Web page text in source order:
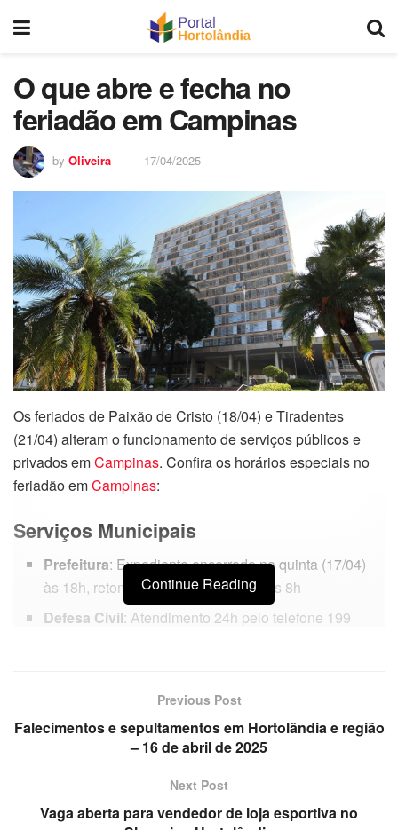
O que abre e fecha no
feriadão em Campinas
by Oliveira 17/04/2025
Os feriados de Paixão de Cristo (18/04) e Tiradentes
(21/04) alteram o funcionamento de serviços públicos e
privados emCampinas. Confira os horários especiais no
feriadão emCampinas:
Serviços Municipais
Prefeitura: Expediente encerrado na quinta (17/04)
às 18h, retomando na terça (22/04) às 8h
Defesa Civil: Atendimento 24h pelo telefone 199
Plantão para emergências (0800 772 1195)
Atendimento administrativo suspenso na sexta
(18/04) e segunda (21/04)
segunda (21/04)
Continue Reading
Previous Post
Falecimentos e sepultamentos em Hortolândia e região
– 16 de abril de 2025
Next Post
Vaga aberta para vendedor de loja esportiva no